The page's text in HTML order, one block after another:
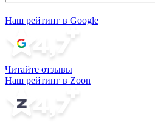
Наш рейтинг в Google
Читайте отзывы
Наш рейтинг в Zoon